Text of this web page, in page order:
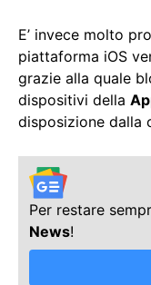
E’ invece molto
piattaforma iOS
grazie alla quale
dispositivi della
disposizione dalla
Per restare
News!